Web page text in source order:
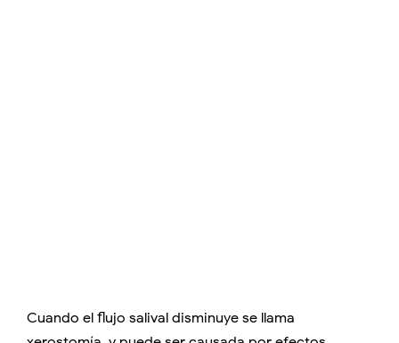
Cuando el flujo salival disminuye se llama